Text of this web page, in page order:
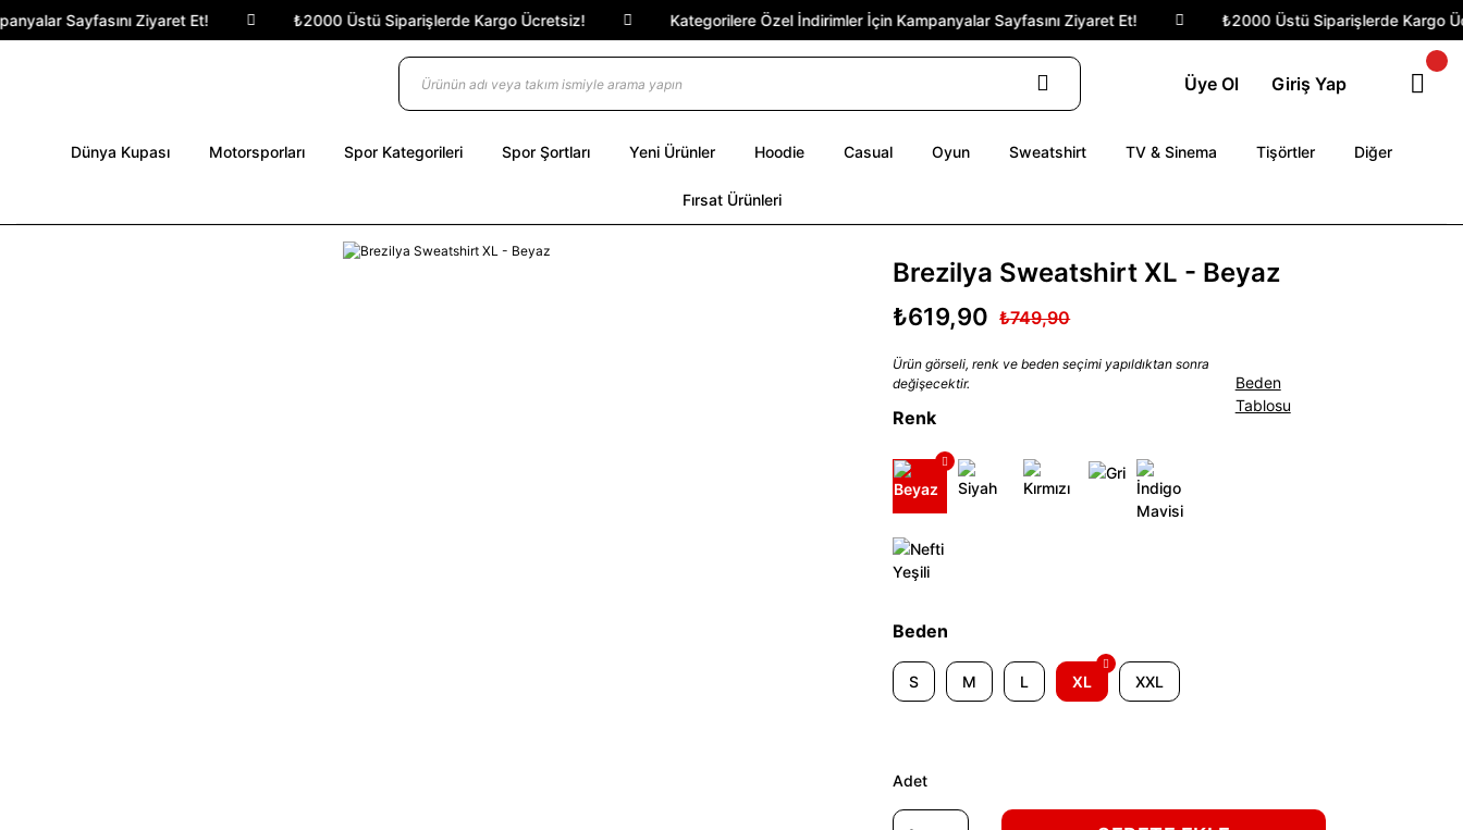
Sayfasını Ziyaret Et! ₺2000 Üstü Siparişlerde Kargo Ücretsiz! Kategorilere Özel İndirimler İçin Kampanyalar Sayfasını Ziyaret Et! ₺2000 Üstü Siparişlerde Kargo
Üye Ol Giriş Yap
Dünya Kupası Motorsporları Spor Kategorileri Spor Şortları Yeni Ürünler Hoodie Casual Oyun Sweatshirt TV & Sinema Tişörtler Diğer
Fırsat Ürünleri
Brezilya Sweatshirt XL - Beyaz
₺619,90 ₺749,90
Ürün görseli, renk ve beden seçimi yapıldıktan sonra
değişecektir.
Renk
Beden
S M L XL XXL
Beden
Tablosu
Adet